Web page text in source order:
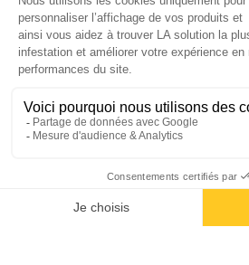
Suivez-nous
Mentions légales
Contact
Conditions générales de vente
Vous êtes un professionnel de la